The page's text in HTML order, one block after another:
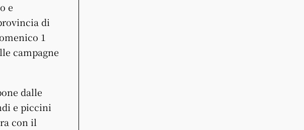
e
di
1
campagne
dalle
e piccini
con il